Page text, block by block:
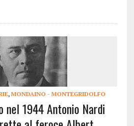
, MONDAINO - MONTEGRIDOLFO
nel 1944 Antonio Nardi